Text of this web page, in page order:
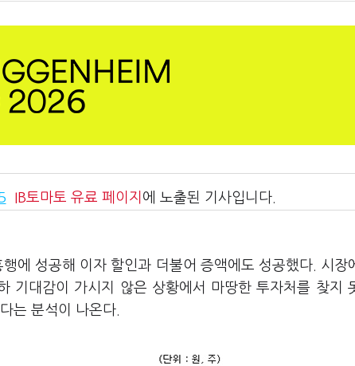
IB토마토 유료 페이지 에 노출된 기사입니다.
에 성공해 이자 할인과 더불어 증액에도 성공했다. 시장
기대감이 가시지 않은 상황에서 마땅한 투자처를 찾지
는 분석이 나온다.